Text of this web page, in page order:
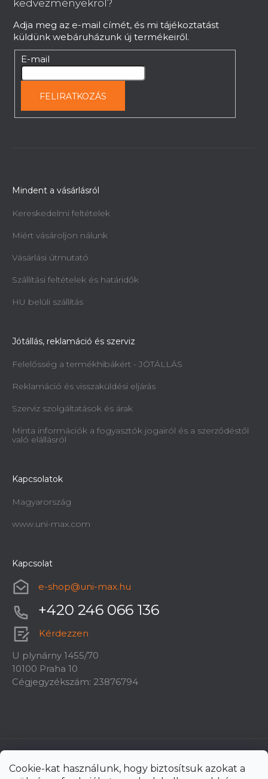
Cookie-kat használunk, hogy biztosítsuk azokat a
kedvezményekrol?
Adja meg az e-mail címét, és mi tájékoztatást
küldünk webáruházunk új termékeiről.
E-mail
FELIRATKOZÁS
Mindent a vásárlásról
Kereskedelmi feltételek
Miért vásároljon nálunk
Vásárlási útmutató
Szállítási feltételek és határidők
HU belüli szállítás
Jótállás, reklamáció és szerviz
Felelősség a termékhibákért - JÓTÁLLÁS
Reklamáció és visszaküldési eljárás
Szerviz szolgáltatások és árak
Minta információk a fogyasztók jogairól és a szerződéstől
való elállásról
Kapcsolatok
Magyarország
www.uni-max.com
Kapcsolat
e-shop@uni-max.hu
+420 246 066 136
Kérdezzen
U plynárny 1455/70
10100 Praha 10
Cégjegyzékszám: 23876794